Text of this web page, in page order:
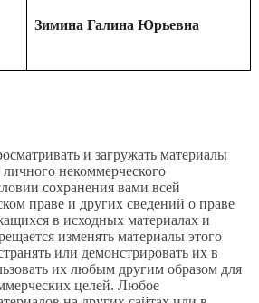
Зимина Галина Юрьевна
и загружать материалы
личного некоммерческого
сохранения вами всей
праве и других сведений о праве
в исходных материалах и
изменять материалы этого
или демонстрировать их в
их любым другим образом для
целей. Любое